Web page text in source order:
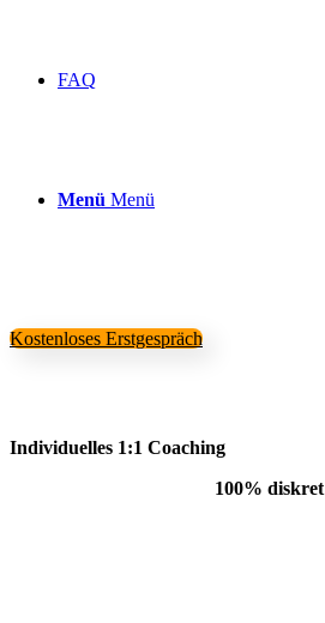
FAQ
Menü Menü
Kostenloses Erstgespräch
Individuelles 1:1 Coaching
100% diskret